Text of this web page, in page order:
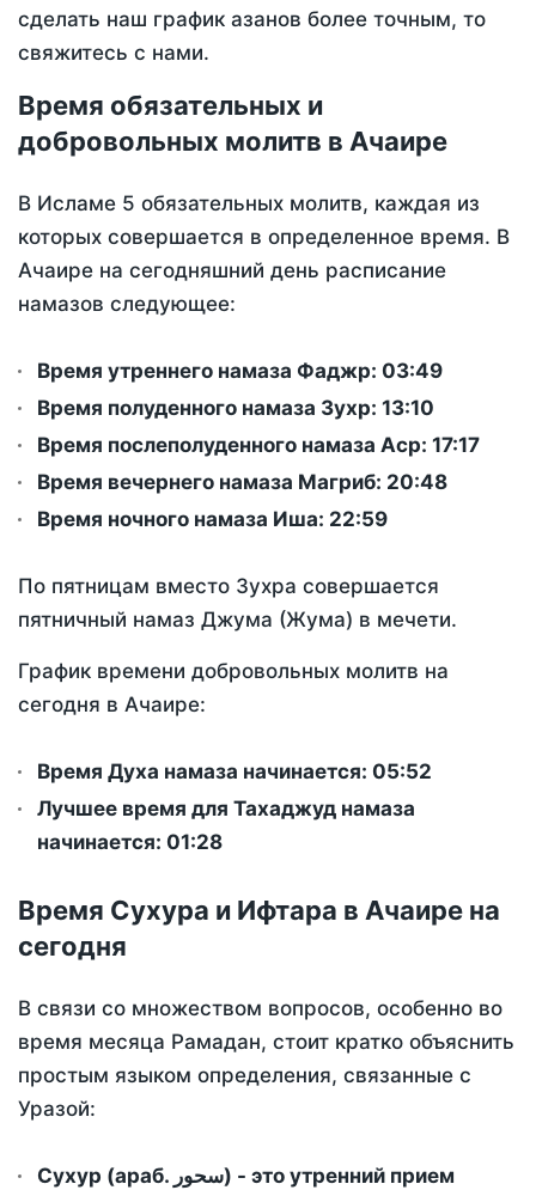
сделать наш график азанов более точным, то
свяжитесь с нами.
Время обязательных и
добровольных молитв в Ачаире
В Исламе 5 обязательных молитв, каждая из
которых совершается в определенное время. В
Ачаире на сегодняшний день расписание
намазов следующее:
Время утреннего намаза Фаджр: 03:49
Время полуденного намаза Зухр: 13:10
Время послеполуденного намаза Аср: 17:17
Время вечернего намаза Магриб: 20:48
Время ночного намаза Иша: 22:59
По пятницам вместо Зухра совершается
пятничный намаз Джума (Жума) в мечети.
График времени добровольных молитв на
сегодня в Ачаире:
Время Духа намаза начинается: 05:52
Лучшее время для Тахаджуд намаза
начинается: 01:28
Время Сухура и Ифтара в Ачаире на
сегодня
В связи со множеством вопросов, особенно во
время месяца Рамадан, стоит кратко объяснить
простым языком определения, связанные с
Уразой:
Сухур (араб. سحور) - это утренний прием